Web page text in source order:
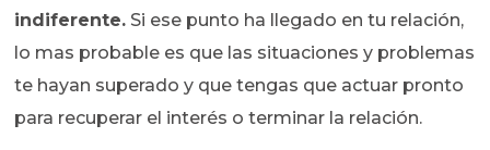
indiferente. Si ese punto ha llegado en tu relación,
lo mas probable es que las situaciones y problemas
te hayan superado y que tengas que actuar pronto
para recuperar el interés o terminar la relación.